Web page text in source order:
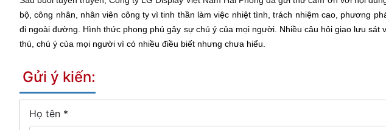
bộ, công nhân, nhân viên công ty vì tinh thần làm việc nhiệt tình, trách nhiệm cao, phương
đi ngoài đường. Hình thức phong phú gây sự chú ý của mọi người. Nhiều câu hỏi giao lưu
thú, chú ý của mọi người vì có nhiều điều biết nhưng chưa hiểu.
Gửi ý kiến:
Họ tên *